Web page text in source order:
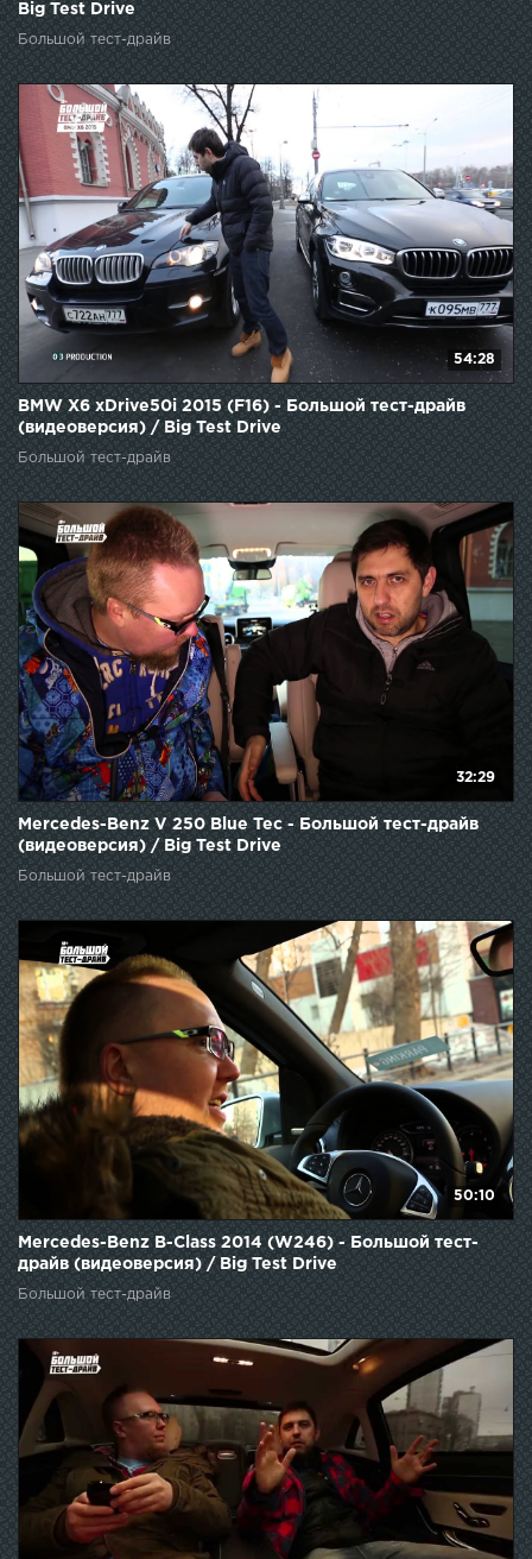
Big Test Drive
Большой тест-драйв
54:28
BMW X6 xDrive50i 2015 (F16) - Большой тест-драйв
(видеоверсия) / Big Test Drive
Большой тест-драйв
32:29
Mercedes-Benz V 250 Blue Tec - Большой тест-драйв
(видеоверсия) / Big Test Drive
Большой тест-драйв
50:10
Mercedes-Benz B-Class 2014 (W246) - Большой тест-
драйв (видеоверсия) / Big Test Drive
Большой тест-драйв